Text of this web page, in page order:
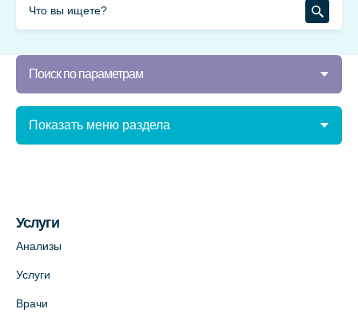
Поиск по параметрам
Показать меню раздела
Услуги
Анализы
Услуги
Врачи